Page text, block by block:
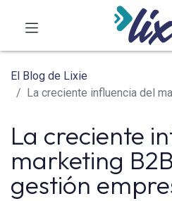
El Blog de Lixie
La creciente influencia del
La creciente
marketing
gestión